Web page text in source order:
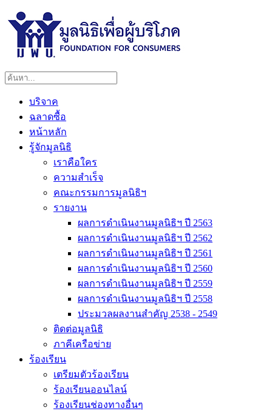
บริจาค
ฉลาดซื้อ
หน้าหลัก
รู้จักมูลนิธิ
เราคือใคร
ความสำเร็จ
คณะกรรมการมูลนิธิฯ
รายงาน
ผลการดำเนินงานมูลนิธิฯ ปี 2563
ผลการดำเนินงานมูลนิธิฯ ปี 2562
ผลการดำเนินงานมูลนิธิฯ ปี 2561
ผลการดำเนินงานมูลนิธิฯ ปี 2560
ผลการดำเนินงานมูลนิธิฯ ปี 2559
ผลการดำเนินงานมูลนิธิฯ ปี 2558
ประมวลผลงานสำคัญ 2538 - 2549
ติดต่อมูลนิธิ
ภาคีเครือข่าย
ร้องเรียน
เตรียมตัวร้องเรียน
ร้องเรียนออนไลน์
ร้องเรียนช่องทางอื่นๆ